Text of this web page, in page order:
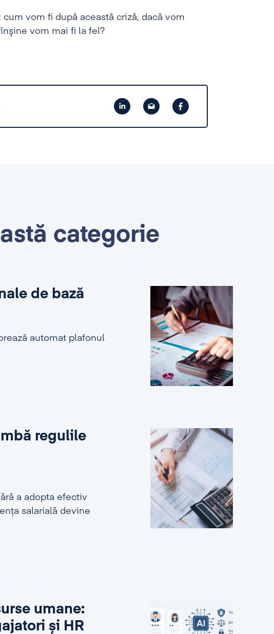
vom fi după această criză, dacă vom
vom mai fi la fel?
categorie
de bază
automat plafonul
regulile
a adopta efectiv
salarială devine
umane:
și HR